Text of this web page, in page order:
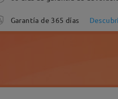
Garantía de 365 días